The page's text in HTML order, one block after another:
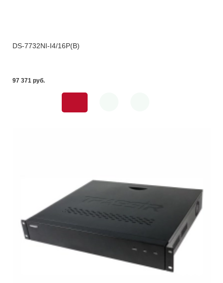
DS-7732NI-I4/16P(B)
97 371 pуб.